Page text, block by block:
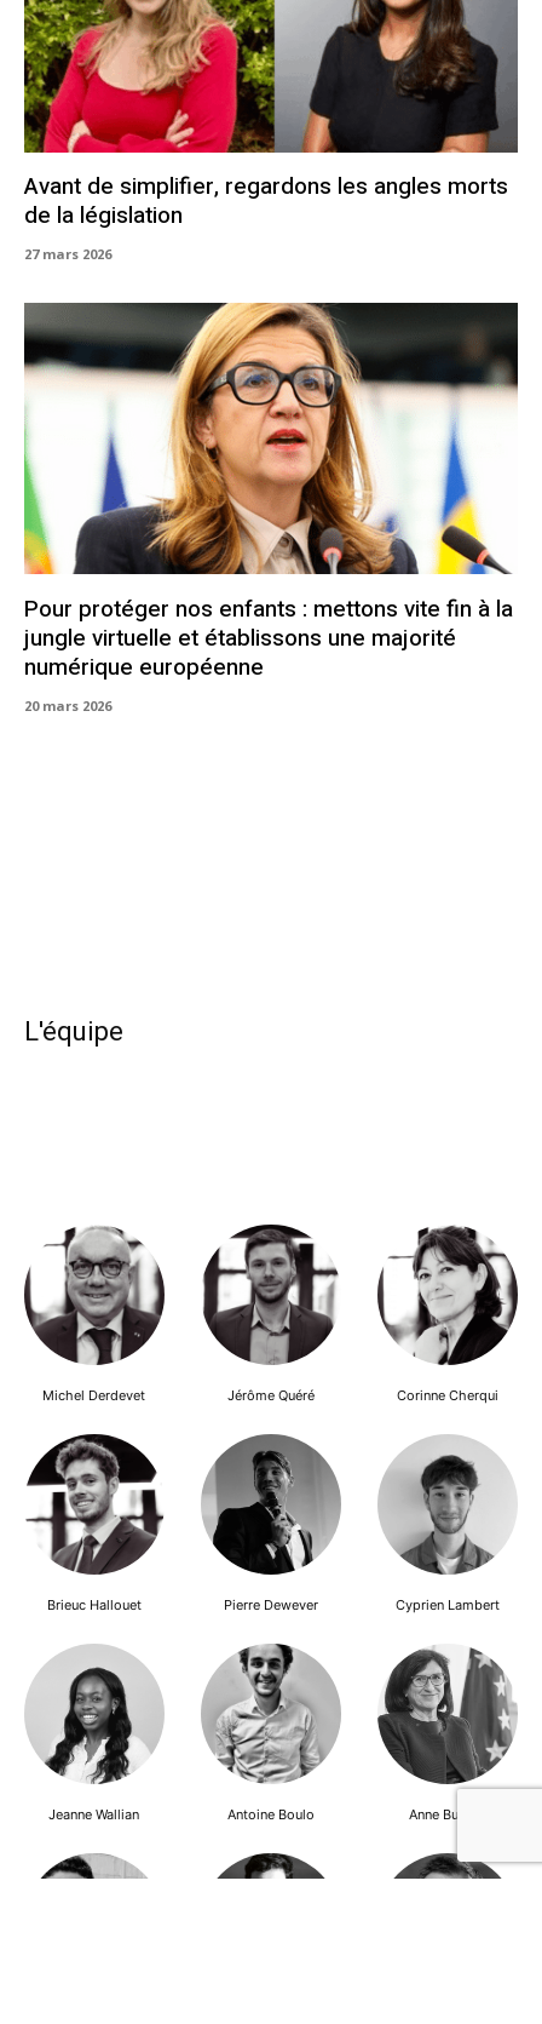
Avant de simplifier, regardons les angles morts
de la législation
27 mars 2026
Pour protéger nos enfants : mettons vite fin à la
jungle virtuelle et établissons une majorité
numérique européenne
20 mars 2026
L'équipe
Michel Derdevet Jérôme Quéré Corinne Cherqui
Brieuc Hallouet Pierre Dewever Cyprien Lambert
Jeanne Wallian Antoine Boulo Anne Bucher